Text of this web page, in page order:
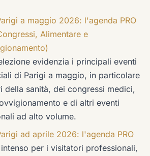
a maggio 2026: l'agenda PRO
Alimentare e
evidenzia i principali eventi
di Parigi a maggio, in particolare
della sanità, dei congressi medici,
e di altri eventi
ad alto volume.
ad aprile 2026: l'agenda PRO
intenso per i visitatori professionali,